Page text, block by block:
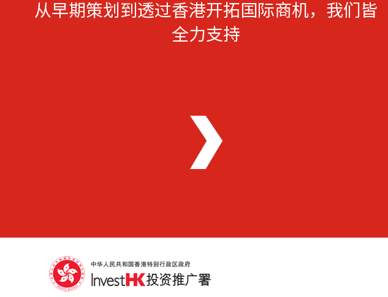
从早期策划到透过香港开拓国际商机，我们皆
全力支持